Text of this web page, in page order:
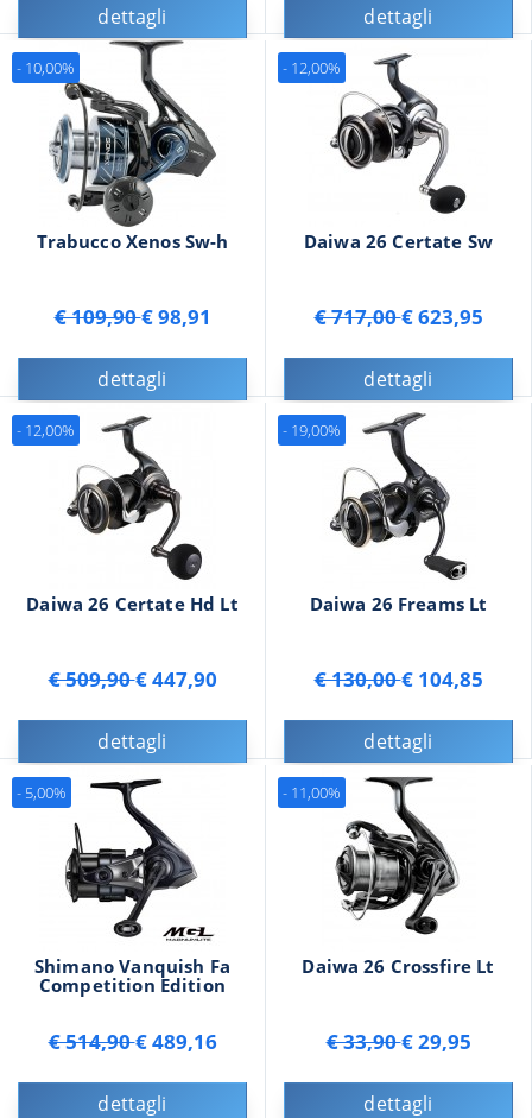
dettagli dettagli
Trabucco Xenos Sw-h
€ 109,90€ 98,91
dettagli
- 10,00%
Daiwa 26 Certate Sw
€ 717,00€ 623,95
dettagli
- 12,00%
Daiwa 26 Certate Hd Lt
€ 509,90€ 447,90
dettagli
- 12,00%
Daiwa 26 Freams Lt
€ 130,00€ 104,85
dettagli
- 19,00%
Shimano Vanquish Fa
Competition Edition
€ 514,90€ 489,16
dettagli
- 5,00%
Daiwa 26 Crossfire Lt
€ 33,90€ 29,95
dettagli
- 11,00%